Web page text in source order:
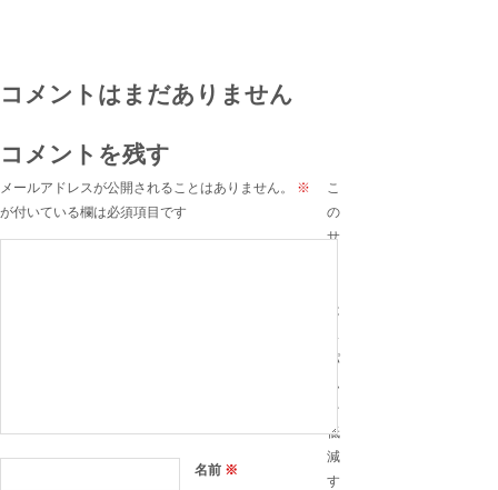
コメントはまだありません
コメントを残す
メールアドレスが公開されることはありません。
※
が付いている欄は必須項目です
名前 ※
こ
の
サ
は
ス
パ
ム
を
低
減
す